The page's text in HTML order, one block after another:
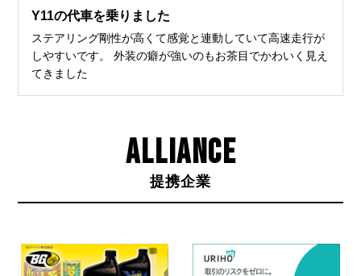
Y11の代車を乗りました
ステアリング剛性が高くて感覚と連動していて高速走行が
しやすいです。 外装の癖が強いのもお茶目でかわいく見え
てきました
ALLIANCE
提携企業